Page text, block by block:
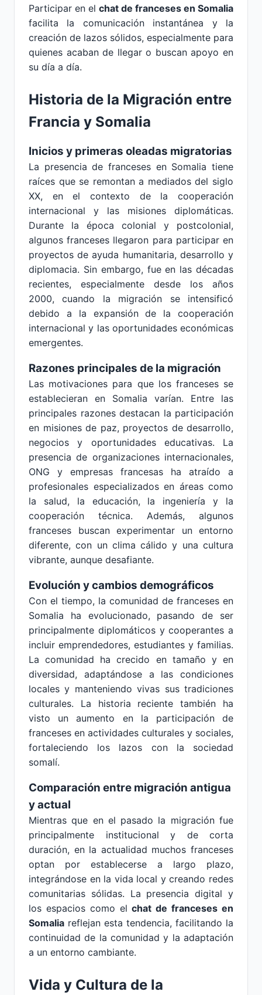
Participar en el chat de franceses en Somalia
facilita la comunicación instantánea y la
creación de lazos sólidos, especialmente para
quienes acaban de llegar o buscan apoyo en
su día a día.
Historia de la Migración entre
Francia y Somalia
Inicios y primeras oleadas migratorias
La presencia de franceses en Somalia tiene
raíces que se remontan a mediados del siglo
XX, en el contexto de la cooperación
internacional y las misiones diplomáticas.
Durante la época colonial y postcolonial,
algunos franceses llegaron para participar en
proyectos de ayuda humanitaria, desarrollo y
diplomacia. Sin embargo, fue en las décadas
recientes, especialmente desde los años
2000, cuando la migración se intensificó
debido a la expansión de la cooperación
internacional y las oportunidades económicas
emergentes.
Razones principales de la migración
Las motivaciones para que los franceses se
establecieran en Somalia varían. Entre las
principales razones destacan la participación
en misiones de paz, proyectos de desarrollo,
negocios y oportunidades educativas. La
presencia de organizaciones internacionales,
ONG y empresas francesas ha atraído a
profesionales especializados en áreas como
la salud, la educación, la ingeniería y la
cooperación técnica. Además, algunos
franceses buscan experimentar un entorno
diferente, con un clima cálido y una cultura
vibrante, aunque desafiante.
Evolución y cambios demográficos
Con el tiempo, la comunidad de franceses en
Somalia ha evolucionado, pasando de ser
principalmente diplomáticos y cooperantes a
incluir emprendedores, estudiantes y familias.
La comunidad ha crecido en tamaño y en
diversidad, adaptándose a las condiciones
locales y manteniendo vivas sus tradiciones
culturales. La historia reciente también ha
visto un aumento en la participación de
franceses en actividades culturales y sociales,
fortaleciendo los lazos con la sociedad
somalí.
Comparación entre migración antigua
y actual
Mientras que en el pasado la migración fue
principalmente institucional y de corta
duración, en la actualidad muchos franceses
optan por establecerse a largo plazo,
integrándose en la vida local y creando redes
comunitarias sólidas. La presencia digital y
los espacios como elchat de franceses en
Somalia reflejan esta tendencia, facilitando la
continuidad de la comunidad y la adaptación
a un entorno cambiante.
Vida y Cultura de la